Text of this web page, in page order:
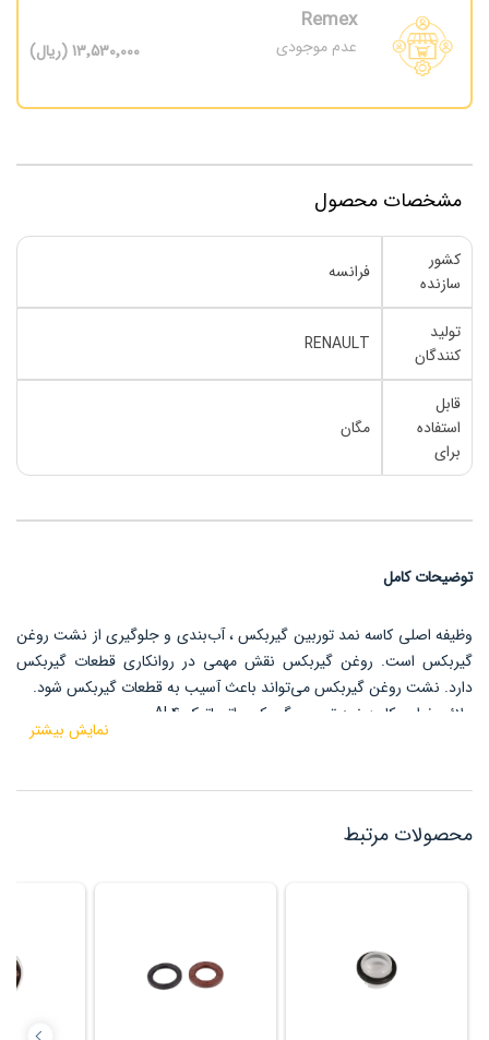
Remex
عدم موجودی 13٬530٬000 (ریال)
مشخصات محصول
کشور
سازنده
فرانسه
تولید
کنندگان
RENAULT
قابل
استفاده
برای
مگان
توضیحات کامل
وظیفه اصلی کاسه نمد توربین گیربکس ، آب‌بندی و جلوگیری از نشت روغن
گیربکس است. روغن گیربکس نقش مهمی در روانکاری قطعات گیربکس
دارد. نشت روغن گیربکس می‌تواند باعث آسیب به قطعات گیربکس شود.
علائم خرابی کاسه نمد توربین گیربکس اتوماتیک AL4
در صورت خرابی کاسه نمد توربین، علائم زیر مشاهده می‌شود:
بوی سوختگی روغن گیربکس
لرزش گیربکس
آسیب به قطعات گیربکس
کاهش عملکرد گیربکس
نمایش بیشتر
محصولات مرتبط